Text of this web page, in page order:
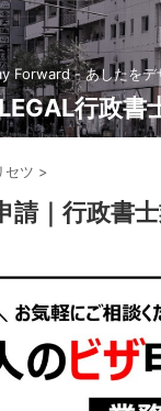
Forward - あしたをデ
行政書
セツ >
請｜行政書